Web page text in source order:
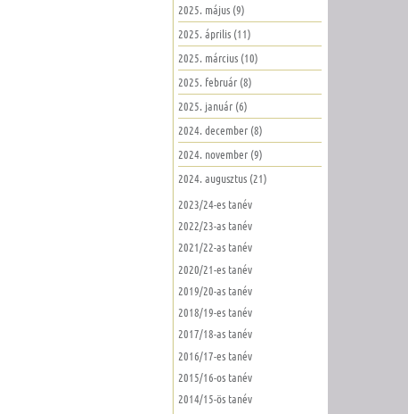
2025. május (9)
2025. április (11)
2025. március (10)
2025. február (8)
2025. január (6)
2024. december (8)
2024. november (9)
2024. augusztus (21)
2023/24-es tanév
2022/23-as tanév
2021/22-as tanév
2020/21-es tanév
2019/20-as tanév
2018/19-es tanév
2017/18-as tanév
2016/17-es tanév
2015/16-os tanév
2014/15-ös tanév